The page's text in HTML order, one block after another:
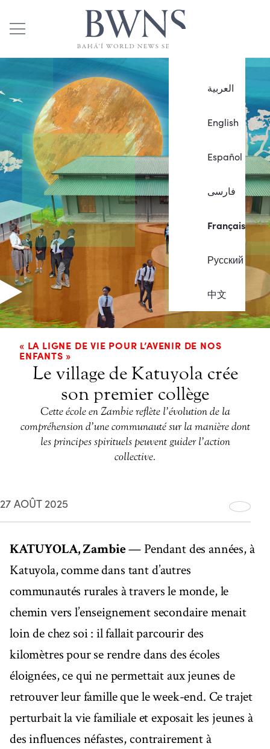
العربية
English
Español
فارسی
Français
Русский
中文
« LA LIGNE DE VIE POUR L’AVENIR DE NOS
ENFANTS »
Le village de Katuyola crée
son premier collège
Cette école en Zambie reflète l’évolution de la
compréhension d’une communauté sur la manière dont
les principes spirituels peuvent guider l’action
collective.
27 AOÛT 2025
KATUYOLA, Zambie— Pendant des années, à
Katuyola, comme dans tant d’autres
communautés rurales à travers le monde, le
chemin vers l’enseignement secondaire menait
loin de chez soi : il fallait parcourir des
kilomètres pour se rendre dans des écoles
éloignées, ce qui ne permettait aux jeunes de
retrouver leur famille que le week-end. Ce trajet
perturbait la vie familiale et exposait les jeunes à
des influences néfastes, contrairement à